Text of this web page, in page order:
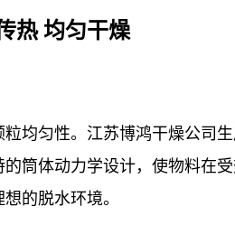
热 均匀干燥
均匀性。江苏博鸿干燥公司
筒体动力学设计，使物料在
的脱水环境。